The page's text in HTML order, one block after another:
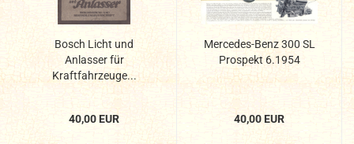
Bosch Licht und
Anlasser für
Kraftfahrzeuge...
40,00 EUR
Mercedes-Benz 300 SL
Prospekt 6.1954
40,00 EUR